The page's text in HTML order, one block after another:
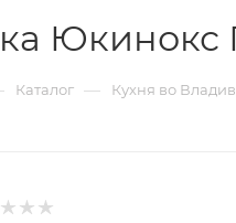
Юкинокс
Каталог — Кухня во